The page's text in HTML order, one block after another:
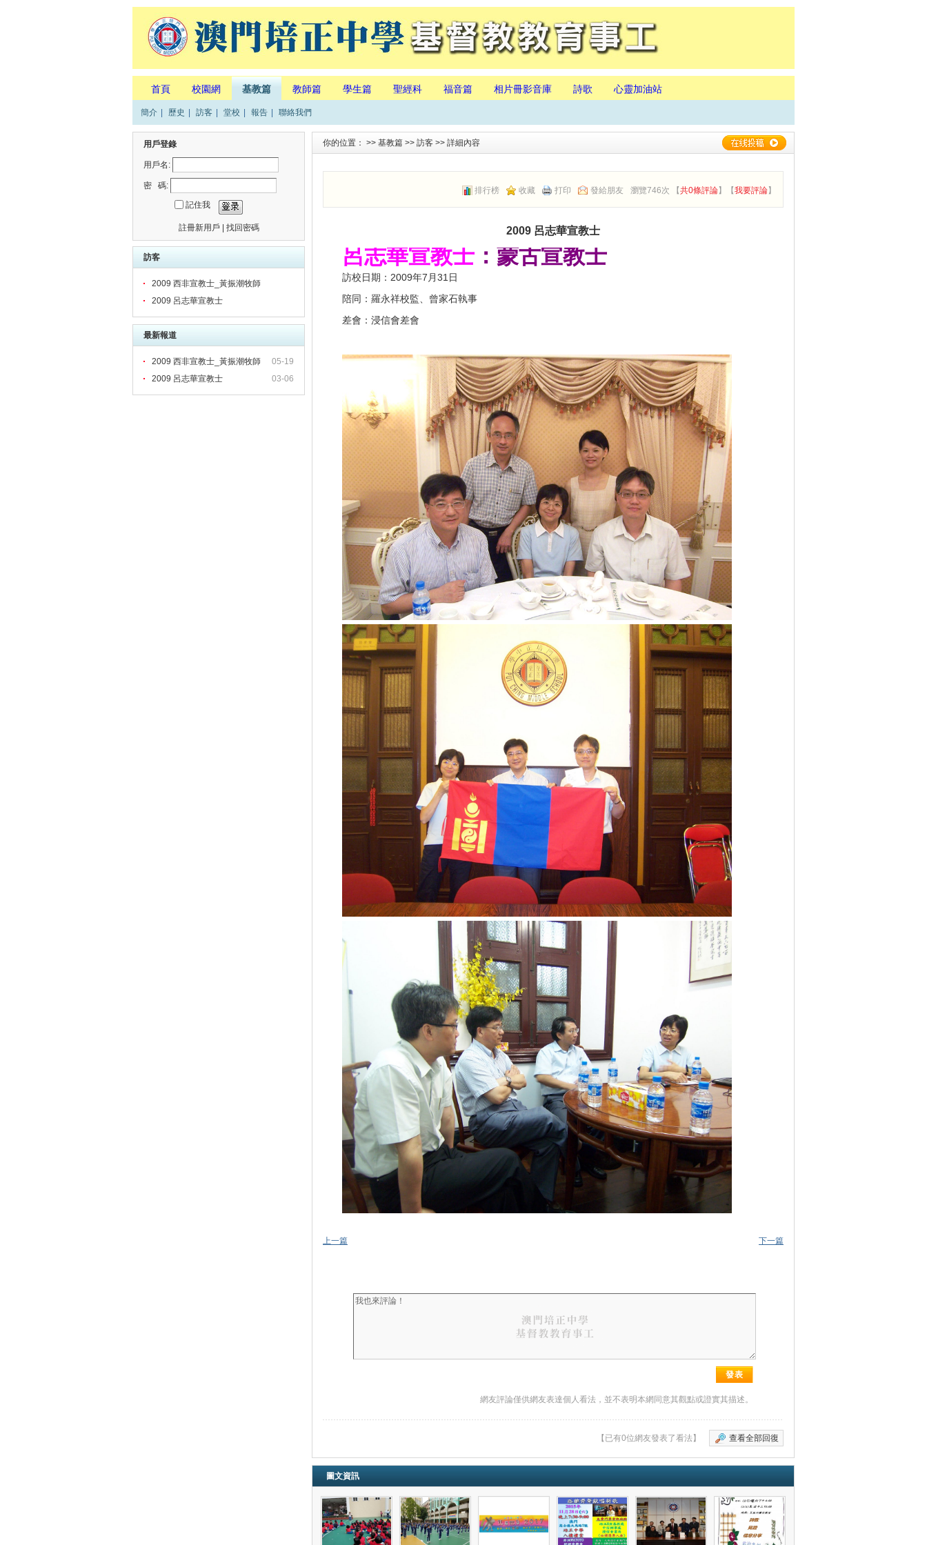
首頁 校園網 基教篇 教師篇 學生篇 聖經科 福音篇 相片冊影音庫 詩歌 心靈加油站
簡介 歷史 訪客 堂校 報告 聯絡我們
用戶登錄
用戶名:
密 碼:
記住我
註冊新用戶 找回密碼
訪客
2009 西非宣教士_黃振潮牧師
2009 呂志華宣教士
最新報道
05-19
2009 西非宣教士_黃振潮牧師
03-06
2009 呂志華宣教士
你的位置： >> 基教篇 >> 訪客 >> 詳細內容
排行榜 收藏 打印 發給朋友 瀏覽746次 【共0條評論】【我要評論】
2009 呂志華宣教士
呂志華宣教士 ：蒙古宣教士
訪校日期：2009年7月31日
陪同：羅永祥校監、曾家石執事
差會：浸信會差會
上一篇 下一篇
網友評論僅供網友表達個人看法，並不表明本網同意其觀點或證實其描述。
查看全部回復
【已有0位網友發表了看法】
圖文資訊